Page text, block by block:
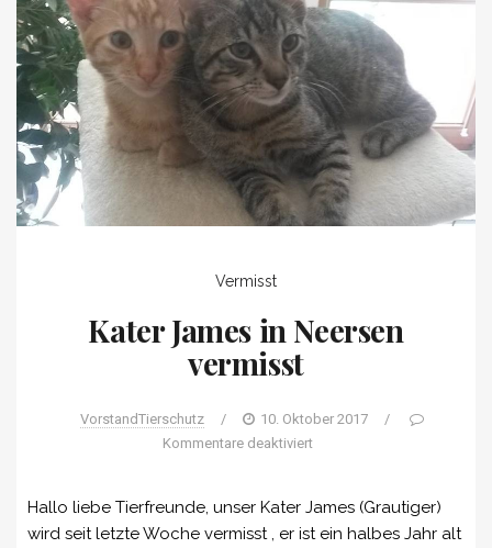
Vermisst
Kater James in Neersen
vermisst
VorstandTierschutz / 10. Oktober 2017
/
Kommentare deaktiviert
Hallo liebe Tierfreunde, unser Kater James (Grautiger)
wird seit letzte Woche vermisst , er ist ein halbes Jahr alt